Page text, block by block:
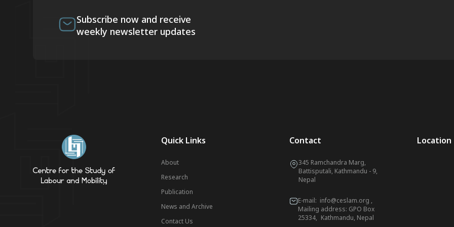
Subscribe now and receive
weekly newsletter updates
Quick Links
About
Research
Publication
News and Archive
Contact Us
Contact
345 Ramchandra Marg,
Battisputali, Kathmandu - 9,
Nepal
E-mail: info@ceslam.org ,
Mailing address: GPO Box
25334, Kathmandu, Nepal
Location